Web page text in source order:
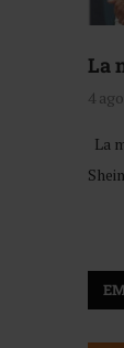
La
4
La